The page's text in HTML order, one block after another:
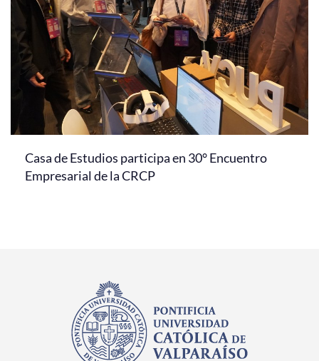
Casa de Estudios participa en 30° Encuentro
Empresarial de la CRCP